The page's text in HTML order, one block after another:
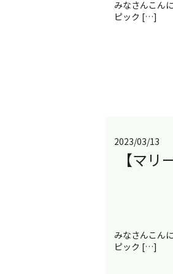
みなさんこん
ピック […]
2023/03/13
【マ
みなさんこん
ピック […]